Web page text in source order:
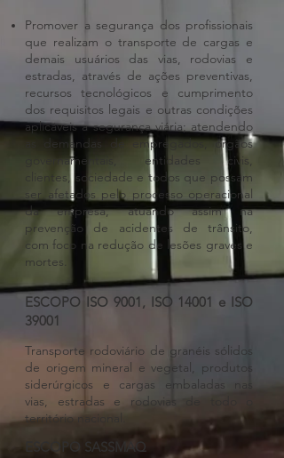
Promover a segurança dos profissionais
que realizam o transporte de cargas e
demais usuários das vias, rodovias e
estradas, através de ações preventivas,
recursos tecnológicos e cumprimento
dos requisitos legais e outras condições
aplicáveis a segurança viária; atendendo
as demandas de empregados, órgãos
governamentais, entidades civis,
clientes, sociedade e todos que possam
ser afetados pelo processo operacional
da empresa, atuando assim na
prevenção de acidentes de trânsito,
com foco na redução de lesões graves e
mortes.
ESCOPO ISO 9001, ISO 14001 e ISO
39001
Transporte rodoviário de granéis sólidos
de origem mineral e vegetal, produtos
siderúrgicos e cargas embaladas nas
vias, estradas e rodovias de todo o
território nacional.
ESCOPO SASSMAQ